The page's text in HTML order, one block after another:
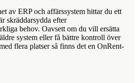
av ERP och affärssystem hittar du ett
skräddarsydda efter
behov. Oavsett om du vill ersätta
system eller få bättre kontroll över
flera platser så finns det en OnRent-